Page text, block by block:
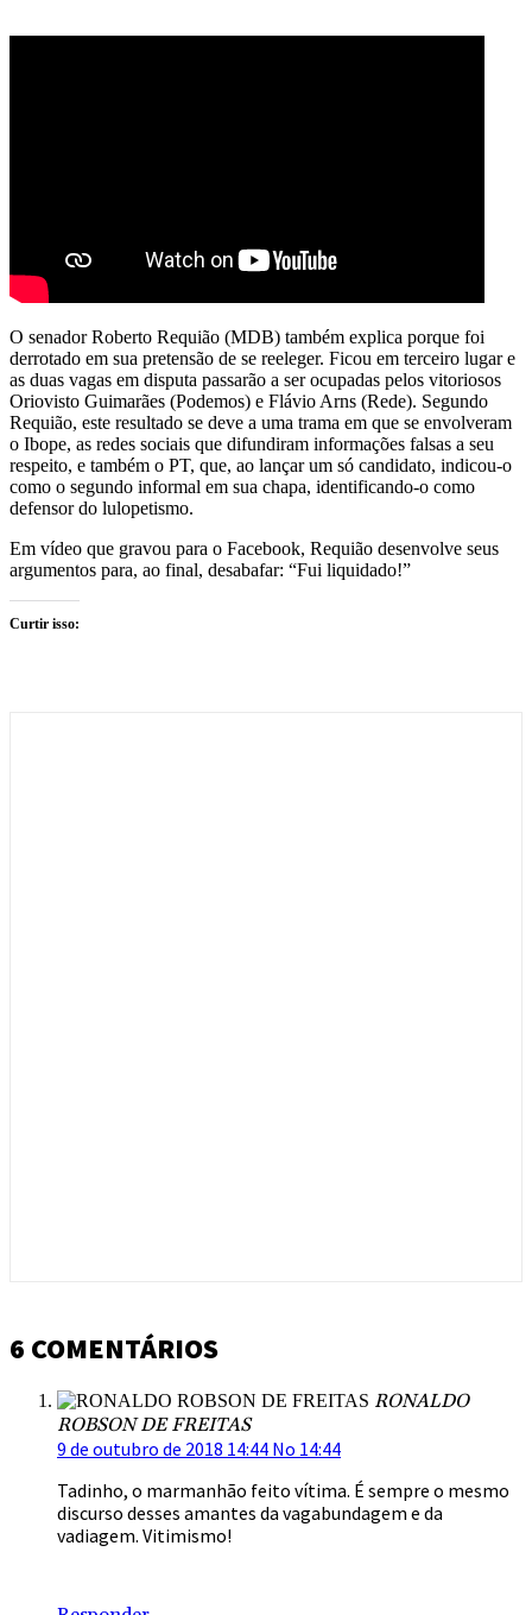
O senador Roberto Requião (MDB) também explica porque foi
derrotado em sua pretensão de se reeleger. Ficou em terceiro lugar e
as duas vagas em disputa passarão a ser ocupadas pelos vitoriosos
Oriovisto Guimarães (Podemos) e Flávio Arns (Rede). Segundo
Requião, este resultado se deve a uma trama em que se envolveram
o Ibope, as redes sociais que difundiram informações falsas a seu
respeito, e também o PT, que, ao lançar um só candidato, indicou-o
como o segundo informal em sua chapa, identificando-o como
defensor do lulopetismo.
Em vídeo que gravou para o Facebook, Requião desenvolve seus
argumentos para, ao final, desabafar: “Fui liquidado!”
Curtir isso:
6 COMENTÁRIOS
RONALDO
ROBSON DE FREITAS
9 de outubro de 2018 14:44 No 14:44
Tadinho, o marmanhão feito vítima. É sempre o mesmo
discurso desses amantes da vagabundagem e da
vadiagem. Vitimismo!